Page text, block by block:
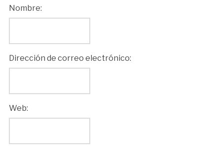
Nombre:
Dirección de correo electrónico:
Web: